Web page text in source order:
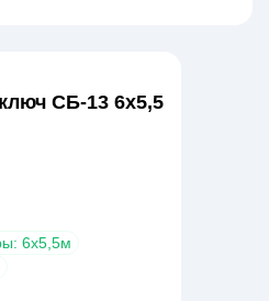
СБ-13 6х5,5
6х5,5м